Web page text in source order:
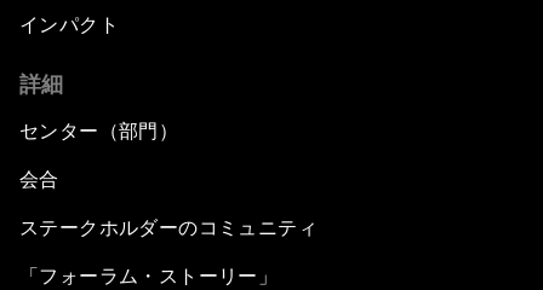
インパクト
詳細
センター（部門）
会合
ステークホルダーのコミュニティ
「フォーラム・ストーリー」